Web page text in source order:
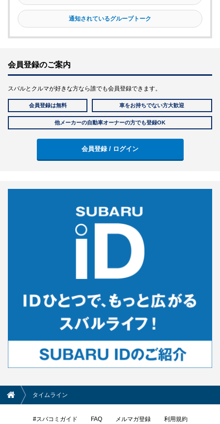
通知されているグループトーク
会員登録のご案内
スバルとクルマが好きな方なら誰でも会員登録できます。
会員登録は無料 車をお持ちでない方大歓迎
他メーカーの自動車オーナーの方でも登録OK
会員登録 / ログイン
タイムライン
#スバコミガイド FAQ メルマガ登録 利用規約